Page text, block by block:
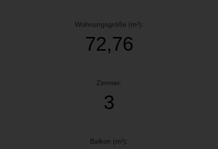
Wohnungsgröße (m²):
72,76
Zimmer:
3
Balkon (m²):